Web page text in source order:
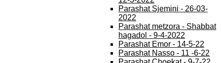
Parashat Sjemini - 26-03-
2022
Parashat metzora - Shabbat
hagadol - 9-4-2022
Parashat Emor - 14-5-22
Parashat Nasso - 11 -6-22